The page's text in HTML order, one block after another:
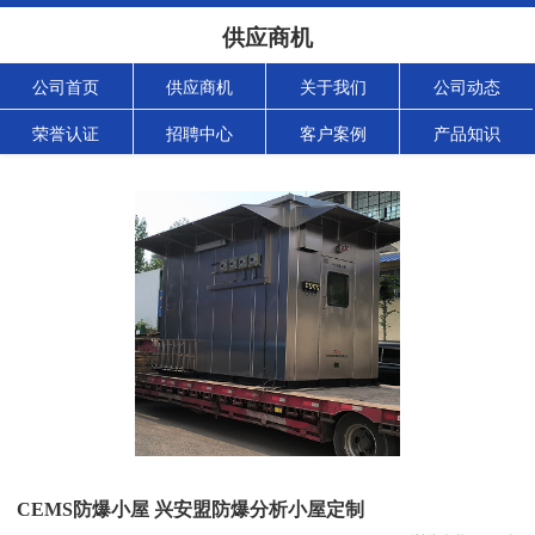
供应商机
公司首页 供应商机 关于我们 公司动态
荣誉认证 招聘中心 客户案例 产品知识
CEMS防爆小屋 兴安盟防爆分析小屋定制